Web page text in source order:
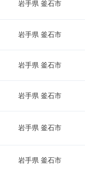
岩手県 釜石市
岩手県 釜石市
岩手県 釜石市
岩手県 釜石市
岩手県 釜石市
岩手県 釜石市